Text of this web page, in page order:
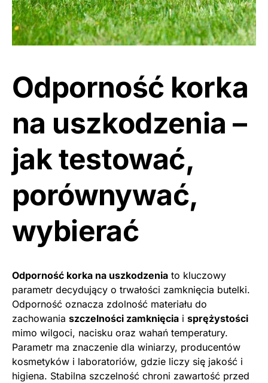
Odporność korka
na uszkodzenia –
jak testować,
porównywać,
wybierać
Odporność korka na uszkodzenia to kluczowy
parametr decydujący o trwałości zamknięcia butelki.
Odporność oznacza zdolność materiału do
zachowania szczelności zamknięcia i sprężystości
mimo wilgoci, nacisku oraz wahań temperatury.
Parametr ma znaczenie dla winiarzy, producentów
kosmetyków i laboratoriów, gdzie liczy się jakość i
higiena. Stabilna szczelność chroni zawartość przed